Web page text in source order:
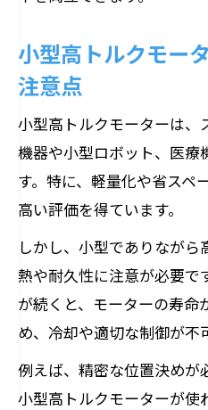
小型高トルクモー
注意点
小型高トルクモーターは、
機器や小型ロボット、医療
す。特に、軽量化や省スペ
高い評価を得ています。
しかし、小型でありなが
熱や耐久性に注意が必要で
が続くと、モーターの寿命
め、冷却や適切な制御が不
例えば、精密な位置決めが
小型高トルクモーターが使